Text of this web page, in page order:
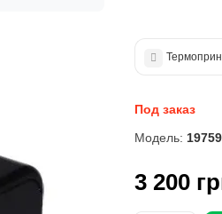
Под заказ
Модель: 19759
3 200